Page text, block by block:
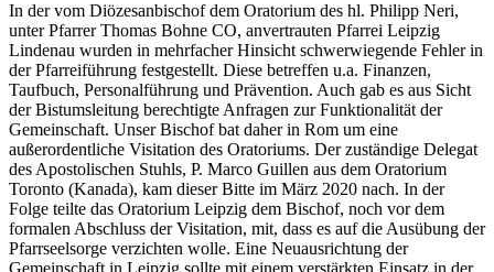
In der vom Diözesanbischof dem Oratorium des hl. Philipp Neri,
unter Pfarrer Thomas Bohne CO, anvertrauten Pfarrei Leipzig
Lindenau wurden in mehrfacher Hinsicht schwerwiegende Fehler in
der Pfarreiführung festgestellt. Diese betreffen u.a. Finanzen,
Taufbuch, Personalführung und Prävention. Auch gab es aus Sicht
der Bistumsleitung berechtigte Anfragen zur Funktionalität der
Gemeinschaft. Unser Bischof bat daher in Rom um eine
außerordentliche Visitation des Oratoriums. Der zuständige Delegat
des Apostolischen Stuhls, P. Marco Guillen aus dem Oratorium
Toronto (Kanada), kam dieser Bitte im März 2020 nach. In der
Folge teilte das Oratorium Leipzig dem Bischof, noch vor dem
formalen Abschluss der Visitation, mit, dass es auf die Ausübung der
Pfarrseelsorge verzichten wolle. Eine Neuausrichtung der
Gemeinschaft in Leipzig sollte mit einem verstärkten Einsatz in der